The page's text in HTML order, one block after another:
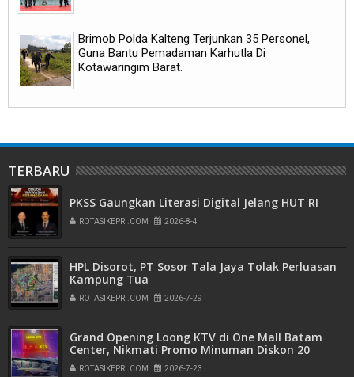
Brimob Polda Kalteng Terjunkan 35 Personel,
Guna Bantu Pemadaman Karhutla Di
Kotawaringim Barat.
TERBARU
PKSS Gaungkan Literasi Digital Jelang HUT RI
ROTASIKEPRI.COM 2026-8-4
HPL Disorot, PT Sosor Tala Jaya Tolak Perluasan
Kampung Tua
ROTASIKEPRI.COM 2026-7-29
Grand Opening Loong KTV di One Mall Batam
Center, Nikmati Promo Minuman Diskon 20
Persen
ROTASIKEPRI.COM 2026-7-23